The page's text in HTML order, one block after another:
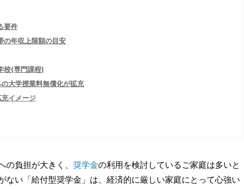
要件
の年収上限額の目安
校(専門課程)
大学授業料無償化が拡充
イメージ
の負担が大きく、 奨学金の利用を検討しているご家庭は多いと
ない「給付型奨学金」は、経済的に厳しい家庭にとって心強い